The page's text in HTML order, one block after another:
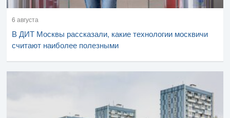
6 августа
В ДИТ Москвы рассказали, какие технологии москвичи
считают наиболее полезными